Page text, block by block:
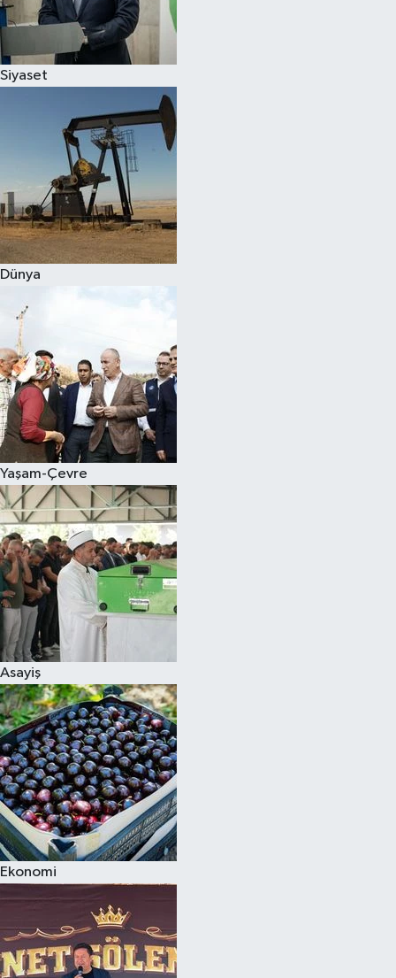
Siyaset
Dünya
Yaşam-Çevre
Asayiş
Ekonomi
Spor
Çocuk
Eğitim
Hava Durumu
Kadın
Kültür Sanat
Sağlık
Siyaset
Teknoloji
Televizyon
Yaşam-Çevre